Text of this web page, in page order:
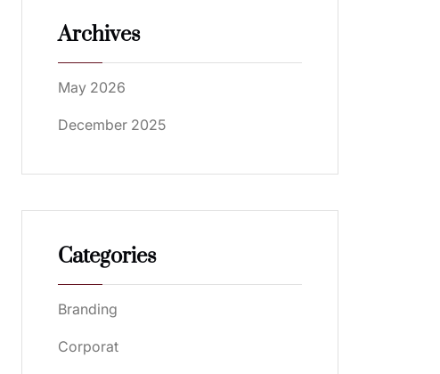
Archives
May 2026
December 2025
Categories
Branding
Corporat